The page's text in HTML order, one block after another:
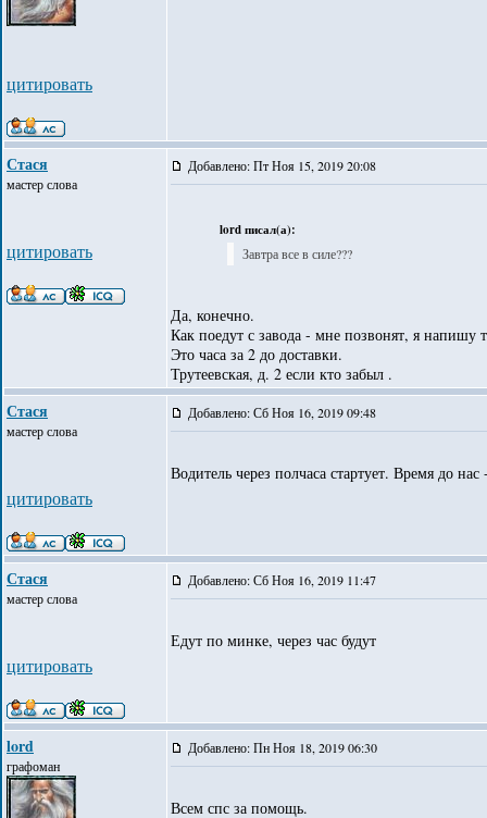
цитировать
Стася
мастер слова
цитировать
Добавлено: Пт Ноя 15, 2019 20:08
lord писал(а):
Завтра все в силе???
Да, конечно.
Как поедут с завода - мне позвонят, я напишу
Это часа за 2 до доставки.
Трутеевская, д. 2 если кто забыл .
Стася
мастер слова
цитировать
Добавлено: Сб Ноя 16, 2019 09:48
Водитель через полчаса стартует. Время до
Стася
мастер слова
цитировать
Добавлено: Сб Ноя 16, 2019 11:47
Едут по минке, через час будут
lord
графоман
Добавлено: Пн Ноя 18, 2019 06:30
Всем спс за помощь.